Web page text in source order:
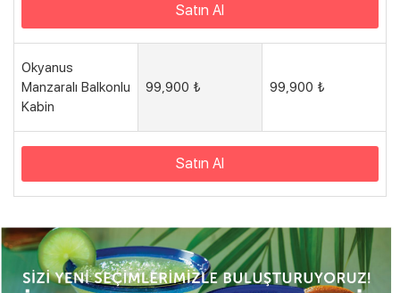
Satın Al
Okyanus
Manzaralı Balkonlu
Kabin
99,900 ₺ 99,900 ₺
Satın Al